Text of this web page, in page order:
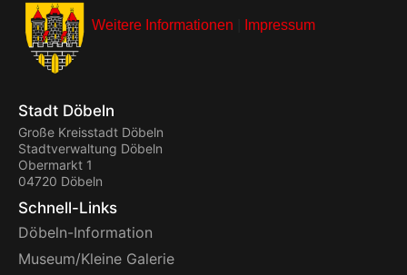
Stadt Döbeln
Große Kreisstadt Döbeln
Stadtverwaltung Döbeln
Obermarkt 1
04720 Döbeln
Schnell-Links
Döbeln-Information
Museum/Kleine Galerie
Weitere Informationen Impressum